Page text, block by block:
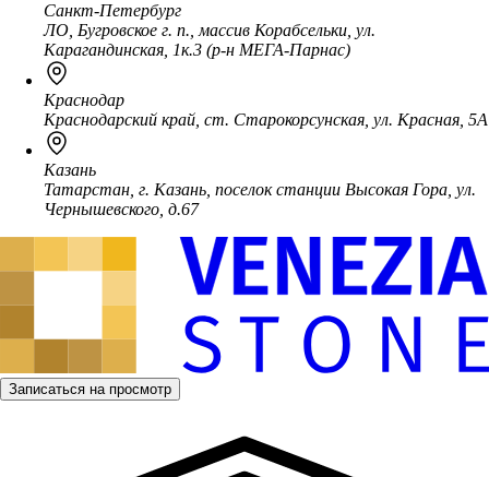
Санкт-Петербург
ЛО, Бугровское г. п., массив Корабсельки, ул.
Карагандинская, 1к.3 (р-н МЕГА-Парнас)
Краснодар
Краснодарский край, ст. Старокорсунская, ул. Красная, 5А
Казань
Татарстан, г. Казань, поселок станции Высокая Гора, ул.
Чернышевского, д.67
Записаться на просмотр